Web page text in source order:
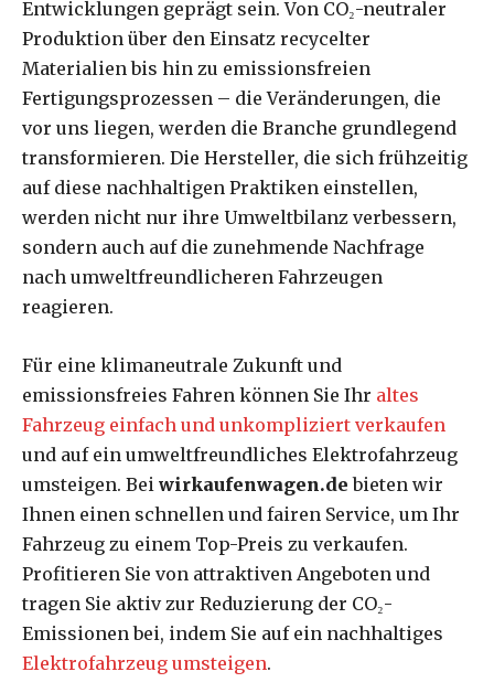
Entwicklungen geprägt sein. Von CO₂-neutraler
Produktion über den Einsatz recycelter
Materialien bis hin zu emissionsfreien
Fertigungsprozessen – die Veränderungen, die
vor uns liegen, werden die Branche grundlegend
transformieren. Die Hersteller, die sich frühzeitig
auf diese nachhaltigen Praktiken einstellen,
werden nicht nur ihre Umweltbilanz verbessern,
sondern auch auf die zunehmende Nachfrage
nach umweltfreundlicheren Fahrzeugen
reagieren.
Für eine klimaneutrale Zukunft und
emissionsfreies Fahren können Sie Ihr altes
Fahrzeug einfach und unkompliziert verkaufen
und auf ein umweltfreundliches Elektrofahrzeug
umsteigen. Bei wirkaufenwagen.de bieten wir
Ihnen einen schnellen und fairen Service, um Ihr
Fahrzeug zu einem Top-Preis zu verkaufen.
Profitieren Sie von attraktiven Angeboten und
tragen Sie aktiv zur Reduzierung der CO₂-
Emissionen bei, indem Sie auf ein nachhaltiges
Elektrofahrzeug umsteigen.